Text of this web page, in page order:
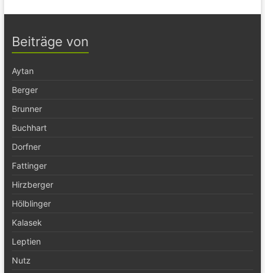
Beiträge von
Aytan
Berger
Brunner
Buchhart
Dorfner
Fattinger
Hirzberger
Hölblinger
Kalasek
Leptien
Nutz